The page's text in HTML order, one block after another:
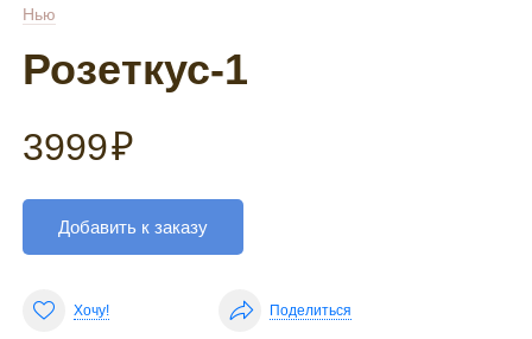
Нью
Розеткус-1
3999₽
Добавить к заказу
Хочу! Поделиться